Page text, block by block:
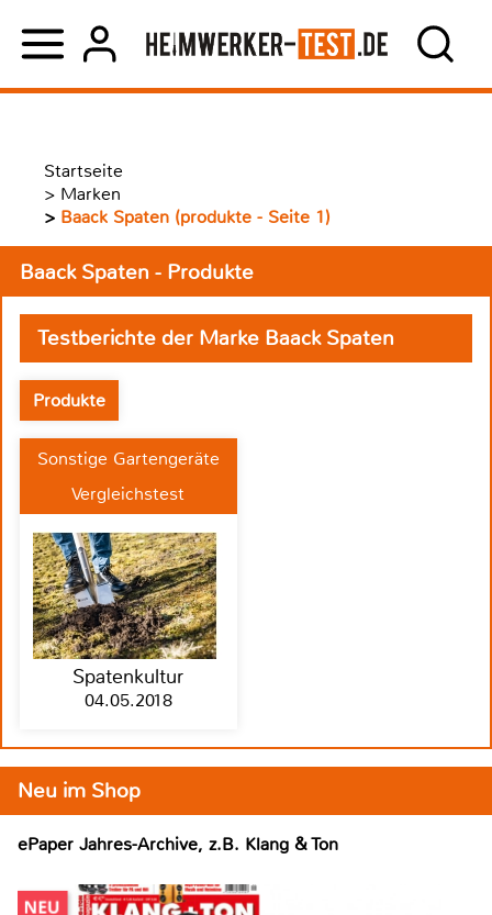
Startseite
> Marken
> Baack Spaten (produkte - Seite 1)
Baack Spaten - Produkte
Testberichte der Marke Baack Spaten
Produkte
Sonstige Gartengeräte
Vergleichstest
Spatenkultur
04.05.2018
Neu im Shop
ePaper Jahres-Archive, z.B. Klang & Ton